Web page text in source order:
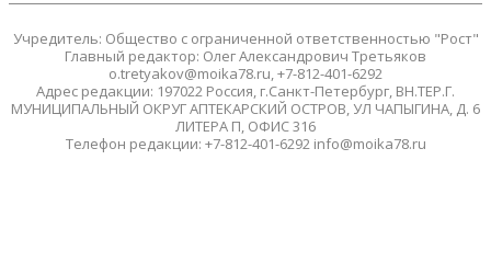
Учредитель: Общество с ограниченной ответственностью "Рост"
Главный редактор: Олег Александрович Третьяков
o.tretyakov@moika78.ru, +7-812-401-6292
Адрес редакции: 197022 Россия, г.Санкт-Петербург, ВН.ТЕР.Г.
МУНИЦИПАЛЬНЫЙ ОКРУГ АПТЕКАРСКИЙ ОСТРОВ, УЛ ЧАПЫГИНА, Д. 6
ЛИТЕРА П, ОФИС 316
Телефон редакции: +7-812-401-6292 info@moika78.ru